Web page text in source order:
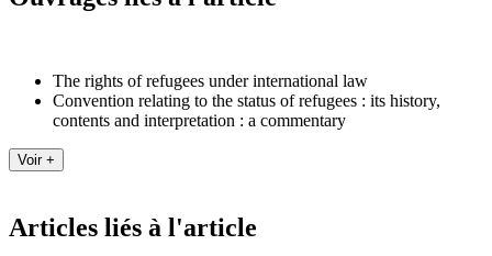
The rights of refugees under international law
Convention relating to the status of refugees : its history,
contents and interpretation : a commentary
Articles liés à l'article